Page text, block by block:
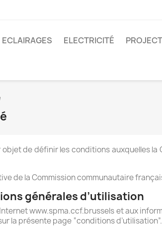
ECLAIRAGES ELECTRICITÉ
de définir les conditions auxquelles
de la Commission communautaire
générales d’utilisation
www.spma.ccf.brussels et aux
la présente page “conditions d’utilisation”.